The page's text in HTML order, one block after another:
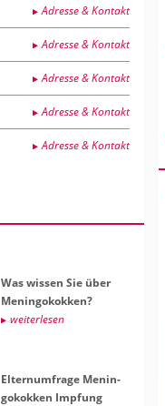
Adresse & Kontakt
Adresse & Kontakt
Adresse & Kontakt
Adresse & Kontakt
Adresse & Kontakt
Was wis­sen Sie über
Me­nin­go­kok­ken?
wei­ter­le­sen
El­tern­um­fra­ge Me­nin­
go­kok­ken Imp­fung